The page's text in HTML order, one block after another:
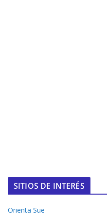
SITIOS DE INTERÉS
Orienta Sue